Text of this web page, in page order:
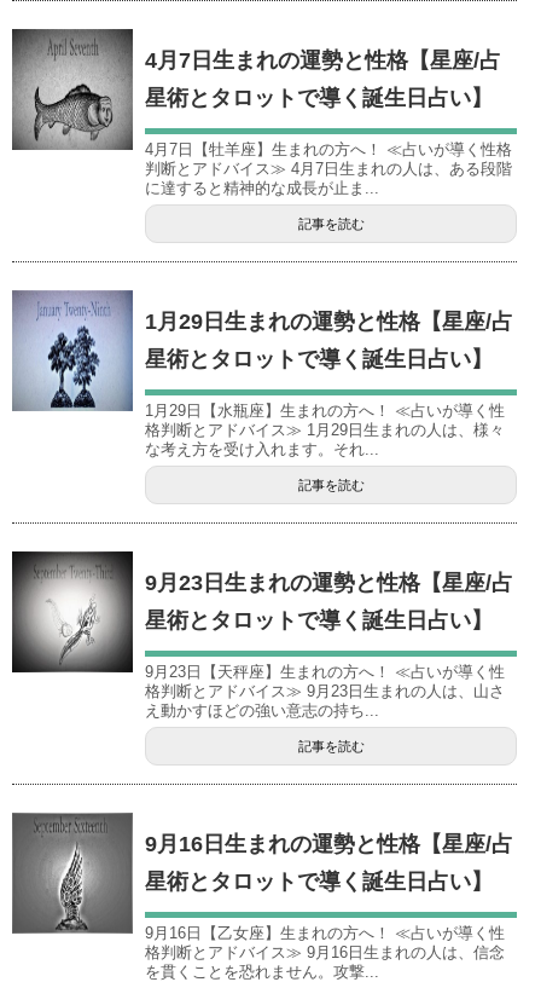
4月7日生まれの運勢と性格【星座/占
星術とタロットで導く誕生日占い】
4月7日【牡羊座】生まれの方へ！ ≪占いが導く性格
判断とアドバイス≫ 4月7日生まれの人は、ある段階
に達すると精神的な成長が止ま...
記事を読む
1月29日生まれの運勢と性格【星座/占
星術とタロットで導く誕生日占い】
1月29日【水瓶座】生まれの方へ！ ≪占いが導く性
格判断とアドバイス≫ 1月29日生まれの人は、様々
な考え方を受け入れます。それ...
記事を読む
9月23日生まれの運勢と性格【星座/占
星術とタロットで導く誕生日占い】
9月23日【天秤座】生まれの方へ！ ≪占いが導く性
格判断とアドバイス≫ 9月23日生まれの人は、山さ
え動かすほどの強い意志の持ち...
記事を読む
9月16日生まれの運勢と性格【星座/占
星術とタロットで導く誕生日占い】
9月16日【乙女座】生まれの方へ！ ≪占いが導く性
格判断とアドバイス≫ 9月16日生まれの人は、信念
を貫くことを恐れません。攻撃...